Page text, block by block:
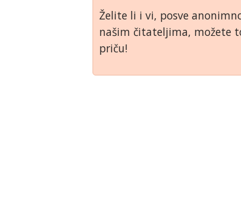
Želite li i vi, posve
našim čitateljima, možete
priču!